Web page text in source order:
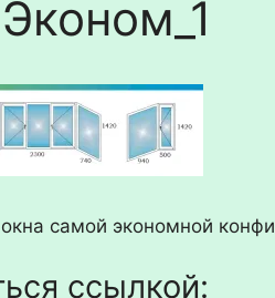
самой экономной
ссылкой: